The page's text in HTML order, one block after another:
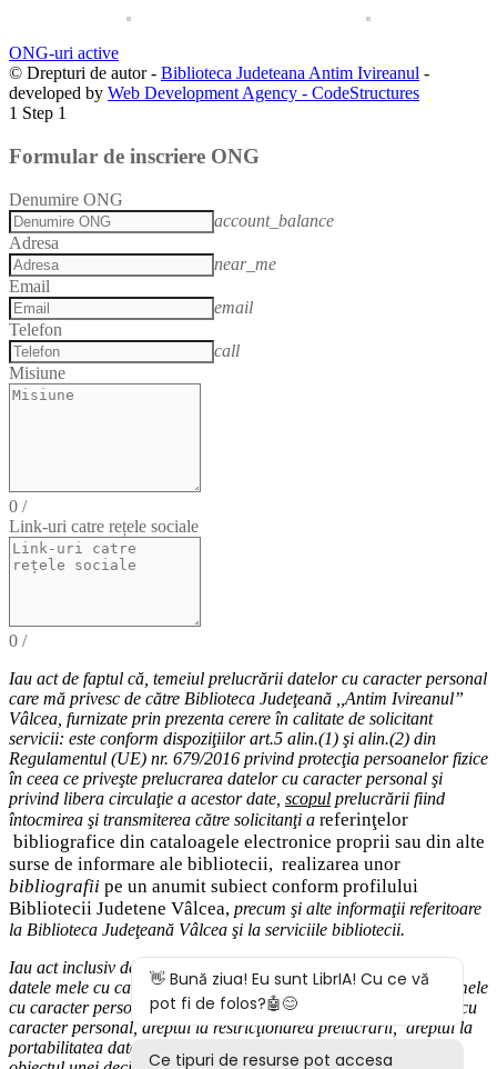
ONG-uri active
© Drepturi de autor - Biblioteca Judeteana Antim Ivireanul -
developed by Web Development Agency - CodeStructures
1 Step 1
Formular de inscriere ONG
Denumire ONG
account_balance
Adresa
near_me
Email
email
Telefon
call
Misiune
0 /
Link-uri catre rețele sociale
0 /
Iau act de faptul că, temeiul prelucrării datelor cu caracter personal
care mă privesc de către Biblioteca Judeţeană ,,Antim Ivireanul”
Vâlcea, furnizate prin prezenta cerere în calitate de solicitant
servicii: este conform dispoziţiilor art.5 alin.(1) şi alin.(2) din
Regulamentul (UE) nr. 679/2016 privind protecţia persoanelor fizice
în ceea ce priveşte prelucrarea datelor cu caracter personal şi
privind libera circulaţie a acestor date scopul prelucrării fiind
întocmirea şi transmiterea către solicitanţi a referinţelor
bibliografice din cataloagele electronice proprii sau din alte
surse de informare ale bibliotecii, realizarea unor
bibliografii pe un anumit subiect conform profilului
Bibliotecii Judetene Vâlcea, precum şi alte informaţii referitoare
la Biblioteca Judeţeană Vâlcea şi la serviciile bibliotecii.
Iau act inclusiv de drepturile pe care le am (
datele mele cu caracter personal, dreptul la rectificarea datelor mele
cu caracter personal inexacte, dreptul la ştergere
mele cu
caracter personal, dreptul la restricţionarea prelucrării, dreptul la
portabilitatea datelor